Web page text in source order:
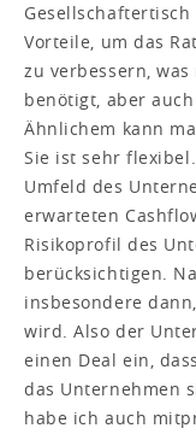
Vorteile, um das
zu verbessern,
benötigt, aber
Ähnlichem kann
Sie ist sehr
Umfeld des
erwarteten
Risikoprofil des
berücksichtigen.
insbesondere
wird. Also der
einen Deal ein,
das Unternehmen
habe ich auch